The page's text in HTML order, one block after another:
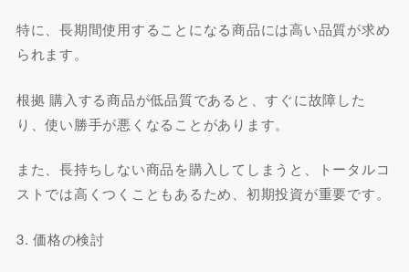
特に、長期間使用することになる商品には高い品質が求め
られます。
根拠 購入する商品が低品質であると、すぐに故障した
り、使い勝手が悪くなることがあります。
また、長持ちしない商品を購入してしまうと、トータルコ
ストでは高くつくこともあるため、初期投資が重要です。
3. 価格の検討